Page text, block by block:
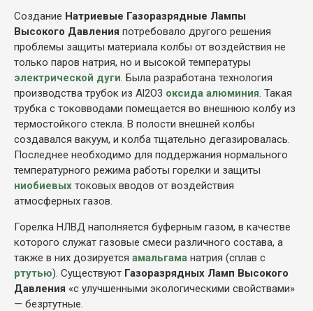
Создание Натриевые Газоразрядные Лампы
Высокого Давления потребовало другого решения
проблемы защиты материала колбы от воздействия не
только паров натрия, но и высокой температуры
электрической дуги. Была разработана технология
производства трубок из Al2O3 оксида алюминия. Такая
трубка с токовводами помещается во внешнюю колбу из
термостойкого стекла. В полости внешней колбы
создавался вакуум, и колба тщательно дегазировалась.
Последнее необходимо для поддержания нормального
температурного режима работы горелки и защиты
ниобиевых токовых вводов от воздействия
атмосферных газов.
Горелка НЛВД наполняется буферным газом, в качестве
которого служат газовые смеси различного состава, а
также в них дозируется амальгама натрия (сплав с
ртутью). Существуют Газоразрядных Ламп Высокого
Давления «с улучшенными экологическими свойствами»
— безртутные.